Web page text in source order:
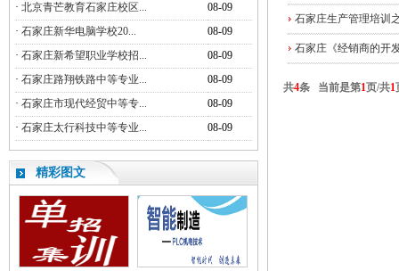
· 北京青芒教育石家庄校区...
08-09
· 石家庄新华电脑学校20...
08-09
· 石家庄新希望职业学校招...
08-09
· 石家庄路翔铁路中等专业...
08-09
· 石家庄市现代经贸中等专...
08-09
· 石家庄太行科技中等专业... 08-09
精彩图文
石家庄生产管理培训
石家庄《经销商的开
共4条 当前是第1页/共1